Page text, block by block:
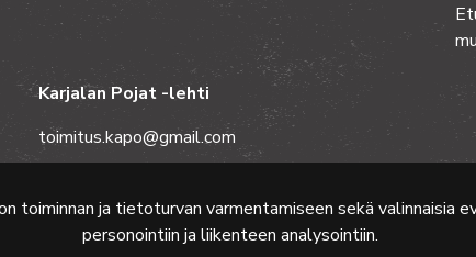
toiminnan ja tietoturvan varmentamiseen sekä valinnaisia
personointiin ja liikenteen analysointiin.
Karjalan Pojat -lehti
toimitus.kapo@gmail.com